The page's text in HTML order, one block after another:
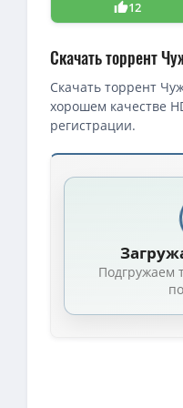
12
Скачать торрент
Скачать торрент
хорошем качестве
регистрации.
Скачать торрент —
4K — Чужой: Завет /
1080p — Чужой: Завет
Чужой: Завет / Alien:
BDRip — Чужой: Завет
1080p — Чужой: Завет
Подгружаем